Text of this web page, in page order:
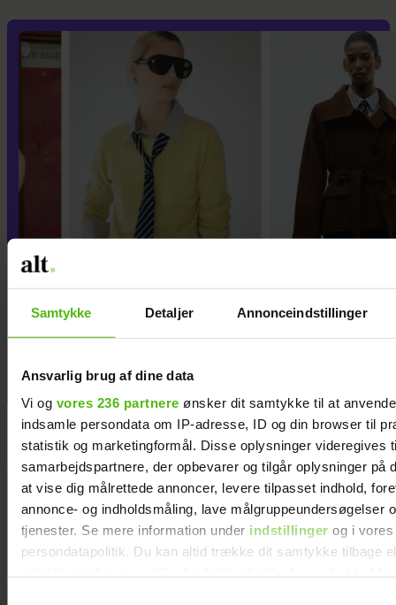
Samtykke Detaljer Annonceindstillinger
Ansvarlig brug af dine data
Vi og vores 236 partnere ønsker dit samtykke til at
indsamle persondata om IP-adresse, ID og din browser til
statistik og marketingformål. Disse oplysninger videregives
samarbejdspartnere, der opbevarer og tilgår oplysninger på
at vise dig målrettede annoncer, levere tilpasset indhold,
annonce- og indholdsmåling, lave målgruppeundersøgelser
tjenester. Se mere information under indstillinger og i vores
persondatapolitik. Du kan altid trække dit samtykke tilbage
du stemme på din favorit
Samira Nawa:
”Det er
fantastisk at
have min
familie, men jeg